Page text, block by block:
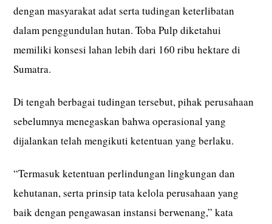
dengan masyarakat adat serta tudingan keterlibatan
dalam penggundulan hutan. Toba Pulp diketahui
memiliki konsesi lahan lebih dari 160 ribu hektare di
Sumatra.
Di tengah berbagai tudingan tersebut, pihak perusahaan
sebelumnya menegaskan bahwa operasional yang
dijalankan telah mengikuti ketentuan yang berlaku.
“Termasuk ketentuan perlindungan lingkungan dan
kehutanan, serta prinsip tata kelola perusahaan yang
baik dengan pengawasan instansi berwenang,” kata